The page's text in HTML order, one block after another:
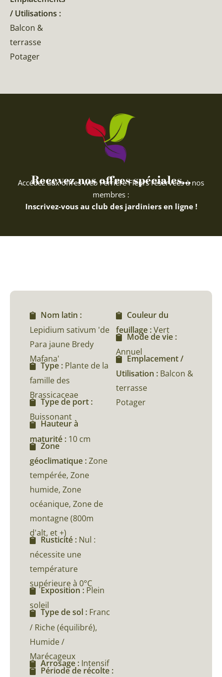
/ Utilisations :
Balcon &
terrasse
Potager
Recevez nos offres spéciales...
Accédez aux offres web Ferriere Fleurs réservées à nos
membres :
Inscrivez-vous au club des jardiniers en ligne !
Nom latin :
Lepidium sativum 'de
Para jaune Bredy
Mafana'
Type : Plante de la
famille des
Brassicaceae
Type de port :
Buissonant
Hauteur à
maturité : 10 cm
Zone
géoclimatique :Zone
tempérée, Zone
humide, Zone
océanique, Zone de
montagne (800m
d'alt, et +)
Rusticité : Nul :
nécessite une
température
supérieure à 0°C
Exposition : Plein
soleil
Type de sol : Franc
/ Riche (équilibré),
Humide /
Marécageux
Arrosage : Intensif
Période de récolte :
Couleur du
feuillage :Vert
Mode de vie :
Annuel
Emplacement /
Utilisation : Balcon &
terrasse
Potager